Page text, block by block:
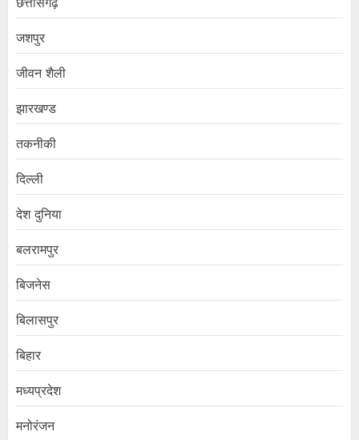
जशपुर
जीवन शैली
झारखण्ड
तकनीकी
दिल्ली
देश दुनिया
बलरामपुर
बिजनेस
बिलासपुर
बिहार
मध्यप्रदेश
मनोरंजन